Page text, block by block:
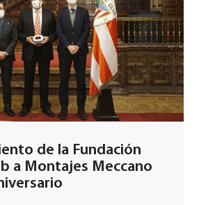
de la Fundación
a Montajes Meccano